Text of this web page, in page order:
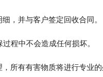
，并与客户签定回收合同。
程中不会造成任何损坏。
所有有害物质将进行专业